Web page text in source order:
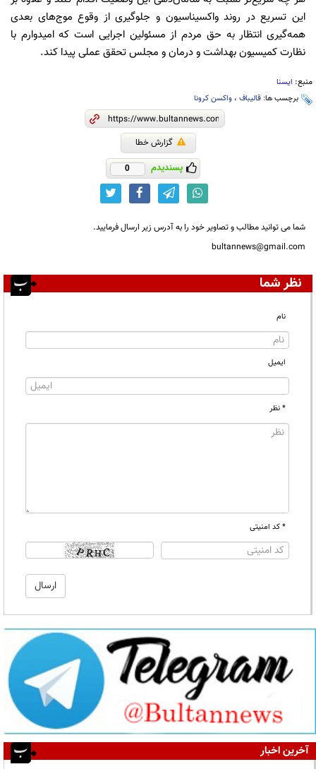
این تسریع در روند واکسیناسیون و جلوگیری از وقوع موج‌های بعدی
همه‌گیری انتظار به حق مردم از مسئولین اجرایی است که امیدوارم با
نظارت کمیسیون بهداشت و درمان و مجلس تحقق عملی پیدا کند.
منبع: ایسنا
برچسب ها: قالیباف ، واکسن کرونا
گزارش خطا
پسندیدم 0
شما می توانید مطالب و تصاویر خود را به آدرس زیر ارسال فرمایید.
bultannews@gmail.com
نظر شما
نام
ایمیل
* نظر
* کد امنیتی
آخرین اخبار